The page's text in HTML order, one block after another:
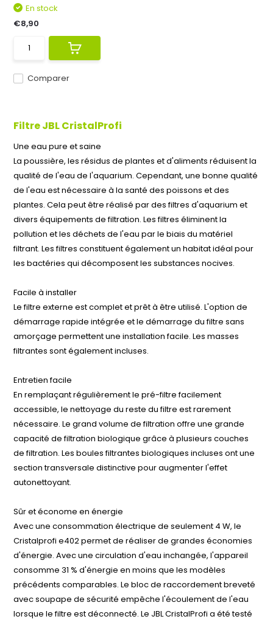
Comparer
En stock
€8,90
Filtre JBL CristalProfi
Une eau pure et saine
La poussière, les résidus de plantes et d'aliments réduisent la
qualité de l'eau de l'aquarium. Cependant, une bonne qualité
de l'eau est nécessaire à la santé des poissons et des
plantes. Cela peut être réalisé par des filtres d'aquarium et
divers équipements de filtration. Les filtres éliminent la
pollution et les déchets de l'eau par le biais du matériel
filtrant. Les filtres constituent également un habitat idéal pour
les bactéries qui décomposent les substances nocives.
Facile à installer
Le filtre externe est complet et prêt à être utilisé. L'option de
démarrage rapide intégrée et le démarrage du filtre sans
amorçage permettent une installation facile. Les masses
filtrantes sont également incluses.
Entretien facile
En remplaçant régulièrement le pré-filtre facilement
accessible, le nettoyage du reste du filtre est rarement
nécessaire. Le grand volume de filtration offre une grande
capacité de filtration biologique grâce à plusieurs couches
de filtration. Les boules filtrantes biologiques incluses ont une
section transversale distinctive pour augmenter l'effet
autonettoyant.
Sûr et économe en énergie
Avec une consommation électrique de seulement 4 W, le
Cristalprofi e402 permet de réaliser de grandes économies
d'énergie. Avec une circulation d'eau inchangée, l'appareil
consomme 31 % d'énergie en moins que les modèles
précédents comparables. Le bloc de raccordement breveté
avec soupape de sécurité empêche l'écoulement de l'eau
lorsque le filtre est déconnecté. Le JBL CristalProfi a été testé